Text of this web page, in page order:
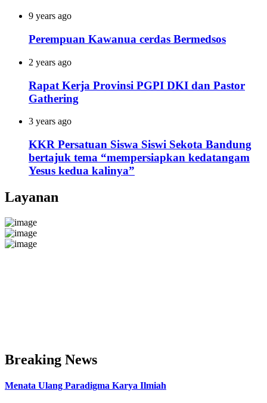
9 years ago
Perempuan Kawanua cerdas Bermedsos
2 years ago
Rapat Kerja Provinsi PGPI DKI dan Pastor
Gathering
3 years ago
KKR Persatuan Siswa Siswi Sekota Bandung
bertajuk tema “mempersiapkan kedatangam
Yesus kedua kalinya”
Layanan
Breaking News
Menata Ulang Paradigma Karya Ilmiah